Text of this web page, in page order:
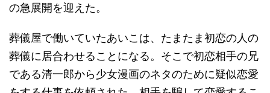
の急展開を迎えた。
葬儀屋で働いていたあいこは、たまたま初恋の人の
葬儀に居合わせることになる。そこで初恋相手の兄
である清一郎から少女漫画のネタのために疑似恋愛